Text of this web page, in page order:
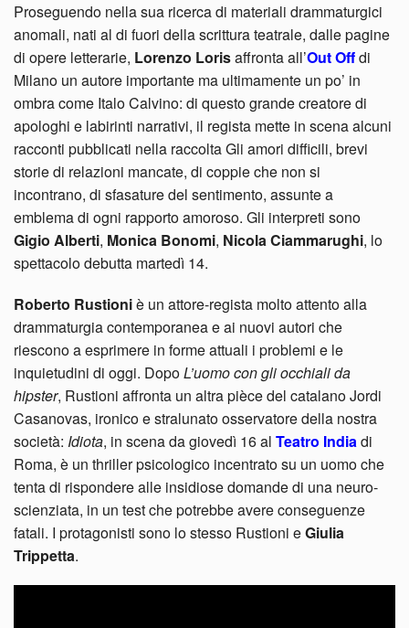
Proseguendo nella sua ricerca di materiali drammaturgici
anomali, nati al di fuori della scrittura teatrale, dalle pagine
di opere letterarie, Lorenzo Lorisaffronta all’Out Offdi
Milano un autore importante ma ultimamente un po’ in
ombra come Italo Calvino: di questo grande creatore di
apologhi e labirinti narrativi, il regista mette in scena alcuni
racconti pubblicati nella raccolta Gli amori difficili, brevi
storie di relazioni mancate, di coppie che non si
incontrano, di sfasature del sentimento, assunte a
emblema di ogni rapporto amoroso. Gli interpreti sono
Gigio Alberti, Monica Bonomi, Nicola Ciammarughi, lo
spettacolo debutta martedì 14.
Roberto Rustioniè un attore-regista molto attento alla
drammaturgia contemporanea e ai nuovi autori che
riescono a esprimere in forme attuali i problemi e le
inquietudini di oggi. DopoL’uomo con gli occhiali da
hipster, Rustioni affronta un altra pièce del catalano Jordi
Casanovas, ironico e stralunato osservatore della nostra
società: Idiota, in scena da giovedì 16 al Teatro Indiadi
Roma, è un thriller psicologico incentrato su un uomo che
tenta di rispondere alle insidiose domande di una neuro-
scienziata, in un test che potrebbe avere conseguenze
fatali. I protagonisti sono lo stesso Rustioni eGiulia
Trippetta.